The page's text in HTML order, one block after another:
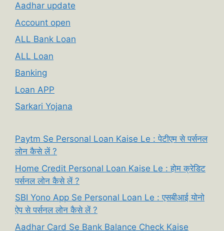
Aadhar update
Account open
ALL Bank Loan
ALL Loan
Banking
Loan APP
Sarkari Yojana
Paytm Se Personal Loan Kaise Le : पेटीएम से पर्सनल
लोन कैसे लें ?
Home Credit Personal Loan Kaise Le : होम क्रेडिट
पर्सनल लोन कैसे लें ?
SBI Yono App Se Personal Loan Le : एसबीआई योनो
ऐप से पर्सनल लोन कैसे लें ?
Aadhar Card Se Bank Balance Check Kaise